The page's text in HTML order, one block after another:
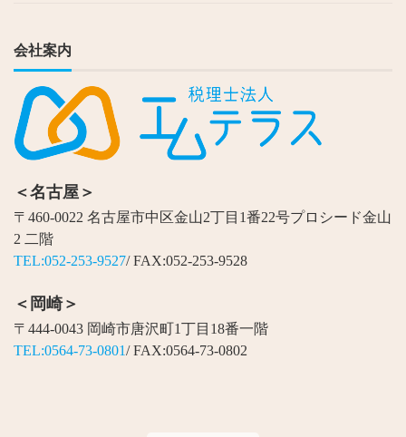
会社案内
＜名古屋＞
〒460-0022 名古屋市中区金山2丁目1番22号プロシード金山
2 二階
TEL:052-253-9527/ FAX:052-253-9528
＜岡崎＞
〒444-0043 岡崎市唐沢町1丁目18番一階
TEL:0564-73-0801/ FAX:0564-73-0802